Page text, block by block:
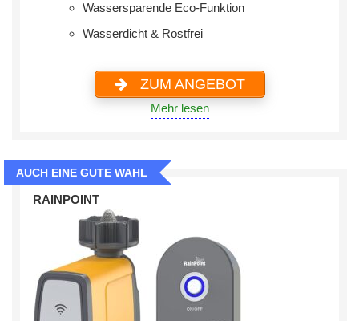
Wassersparende Eco-Funktion
Wasserdicht & Rostfrei
ZUM ANGEBOT
Mehr lesen
AUCH EINE GUTE WAHL
RAINPOINT